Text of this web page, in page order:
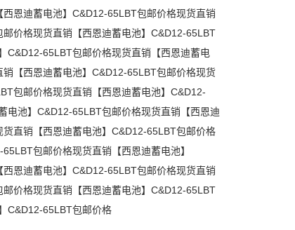
恩迪蓄电池】C&D12-65LBT包邮价格现货直销
价格现货直销【西恩迪蓄电池】C&D12-65LBT
C&D12-65LBT包邮价格现货直销【西恩迪蓄电
【西恩迪蓄电池】C&D12-65LBT包邮价格现货
包邮价格现货直销【西恩迪蓄电池】C&D12-
电池】C&D12-65LBT包邮价格现货直销【西恩迪
直销【西恩迪蓄电池】C&D12-65LBT包邮价格
包邮价格现货直销【西恩迪蓄电池】
恩迪蓄电池】C&D12-65LBT包邮价格现货直销
价格现货直销【西恩迪蓄电池】C&D12-65LBT
C&D12-65LBT包邮价格